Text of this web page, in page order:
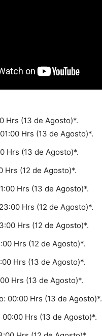
Hrs (13 de Agosto)*.
Hrs (13 de Agosto)*.
Hrs (13 de Agosto)*.
Hrs (12 de Agosto)*.
Hrs (13 de Agosto)*.
Hrs (12 de Agosto)*.
Hrs (12 de Agosto)*.
Hrs (12 de Agosto)*.
Hrs (13 de Agosto)*.
Hrs (13 de Agosto)*.
00:00 Hrs (13 de Agosto)*.
00:00 Hrs (13 de Agosto)*.